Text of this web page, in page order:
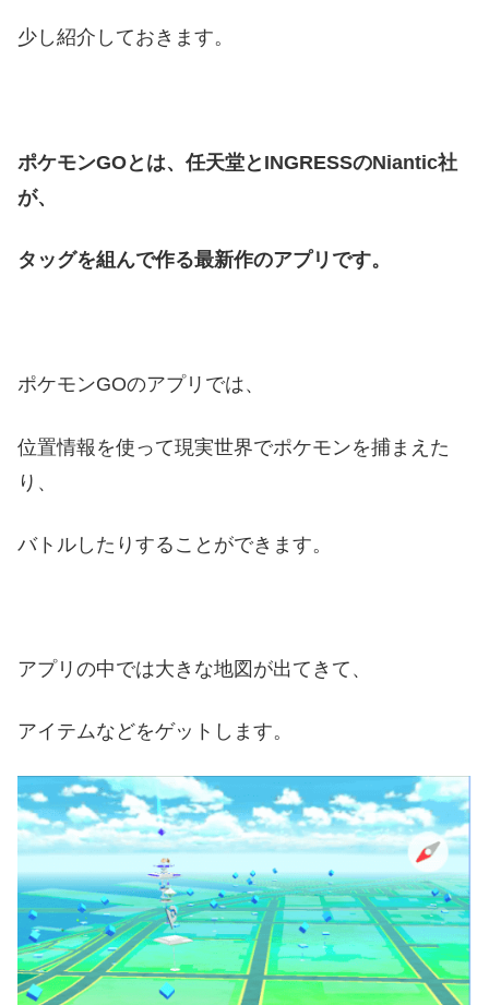
少し紹介しておきます。
ポケモンGOとは、任天堂とINGRESSのNiantic社
が、
タッグを組んで作る最新作のアプリです。
ポケモンGOのアプリでは、
位置情報を使って現実世界でポケモンを捕まえた
り、
バトルしたりすることができます。
アプリの中では大きな地図が出てきて、
アイテムなどをゲットします。